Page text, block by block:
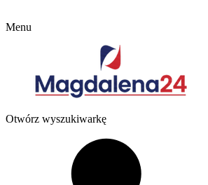
Menu
Otwórz wyszukiwarkę